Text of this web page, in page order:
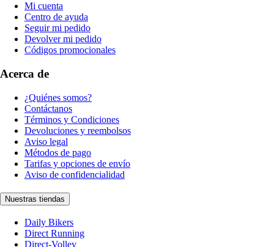
Mi cuenta
Centro de ayuda
Seguir mi pedido
Devolver mi pedido
Códigos promocionales
Acerca de
¿Quiénes somos?
Contáctanos
Términos y Condiciones
Devoluciones y reembolsos
Aviso legal
Métodos de pago
Tarifas y opciones de envío
Aviso de confidencialidad
Nuestras tiendas
Daily Bikers
Direct Running
Direct-Volley